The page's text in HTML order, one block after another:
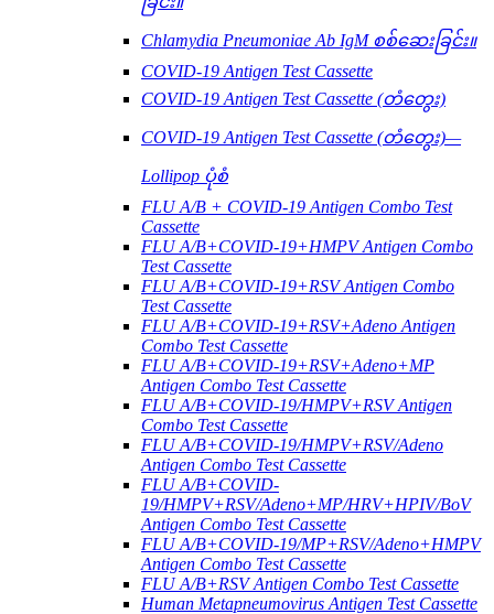
Chlamydia Pneumoniae Ab IgM စစ်ဆေးခြင်း။
COVID-19 Antigen Test Cassette
COVID-19 Antigen Test Cassette (တံတွေး)
COVID-19 Antigen Test Cassette (တံတွေး)—
Lollipop ပုံစံ
FLU A/B + COVID-19 Antigen Combo Test
Cassette
FLU A/B+COVID-19+HMPV Antigen Combo
Test Cassette
FLU A/B+COVID-19+RSV Antigen Combo
Test Cassette
FLU A/B+COVID-19+RSV+Adeno Antigen
Combo Test Cassette
FLU A/B+COVID-19+RSV+Adeno+MP
Antigen Combo Test Cassette
FLU A/B+COVID-19/HMPV+RSV Antigen
Combo Test Cassette
FLU A/B+COVID-19/HMPV+RSV/Adeno
Antigen Combo Test Cassette
FLU A/B+COVID-
19/HMPV+RSV/Adeno+MP/HRV+HPIV/BoV
Antigen Combo Test Cassette
FLU A/B+COVID-19/MP+RSV/Adeno+HMPV
Antigen Combo Test Cassette
FLU A/B+RSV Antigen Combo Test Cassette
Human Metapneumovirus Antigen Test Cassette